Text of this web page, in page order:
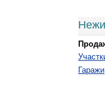
Гаражи